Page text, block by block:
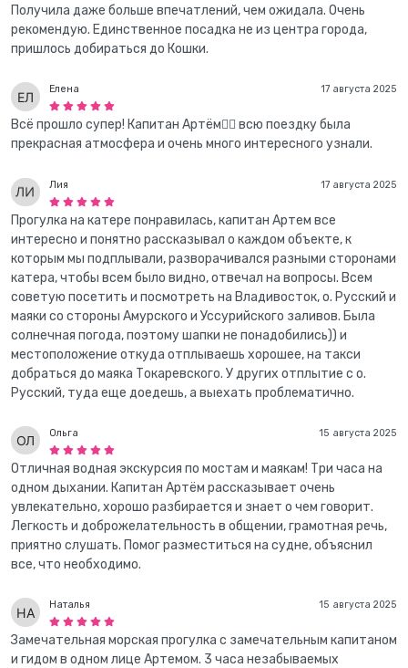
Получила даже больше впечатлений, чем ожидала. Очень
рекомендую. Единственное посадка не из центра города,
пришлось добираться до Кошки.
17 августа 2025
Елена
Всё прошло супер! Капитан Артём👍🏽 всю поездку была
прекрасная атмосфера и очень много интересного узнали.
17 августа 2025
Лия
Прогулка на катере понравилась, капитан Артем все
интересно и понятно рассказывал о каждом объекте, к
которым мы подплывали, разворачивался разными сторонами
катера, чтобы всем было видно, отвечал на вопросы. Всем
советую посетить и посмотреть на Владивосток, о. Русский и
маяки со стороны Амурского и Уссурийского заливов. Была
солнечная погода, поэтому шапки не понадобились)) и
местоположение откуда отплываешь хорошее, на такси
добраться до маяка Токаревского. У других отплытие с о.
Русский, туда еще доедешь, а выехать проблематично.
15 августа 2025
Ольга
Отличная водная экскурсия по мостам и маякам! Три часа на
одном дыхании. Капитан Артём рассказывает очень
увлекательно, хорошо разбирается и знает о чем говорит.
Легкость и доброжелательность в общении, грамотная речь,
приятно слушать. Помог разместиться на судне, объяснил
все, что необходимо.
15 августа 2025
Наталья
Замечательная морская прогулка с замечательным капитаном
и гидом в одном лице Артемом. 3 часа незабываемых